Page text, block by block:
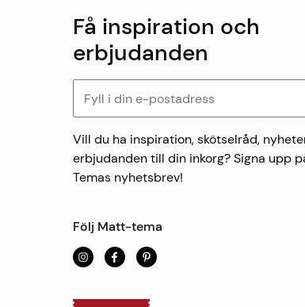
Få inspiration och
erbjudanden
Vill du ha inspiration, skötselråd,
erbjudanden till din inkorg? Signa upp
Temas nyhetsbrev!
Följ Matt-tema